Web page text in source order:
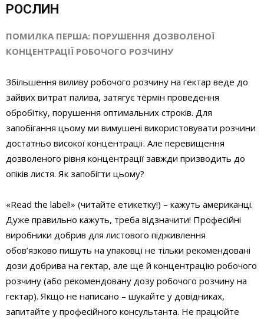
РОСЛИН
ПОМИЛКА ПЕРША: ПОРУШЕННЯ ДОЗВОЛЕНОЇ
КОНЦЕНТРАЦІЇ РОБОЧОГО РОЗЧИНУ
Збільшення виливу робочого розчину на гектар веде до
зайвих витрат палива, затягує термін проведення
обробітку, порушення оптимальних строків. Для
запобігання цьому ми вимушені використовувати розчини
достатньо високої концентрації. Але перевищення
дозволеного рівня концентрації завжди призводить до
опіків листя. Як запобігти цьому?
«Read the label!» (читайте етикетку!) – кажуть американці.
Дуже правильно кажуть, треба відзначити! Професійні
виробники добрив для листового підживлення
обов’язково пишуть на упаковці не тільки рекомендовані
дози добрива на гектар, але ще й концентрацію робочого
розчину (або рекомендовану дозу робочого розчину на
гектар). Якщо не написано – шукайте у довідниках,
запитайте у професійного консультанта. Не працюйте